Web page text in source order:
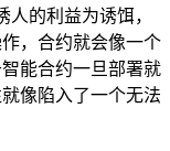
的利益为诱饵，
，合约就会像一个
能合约一旦部署就
像陷入了一个无法